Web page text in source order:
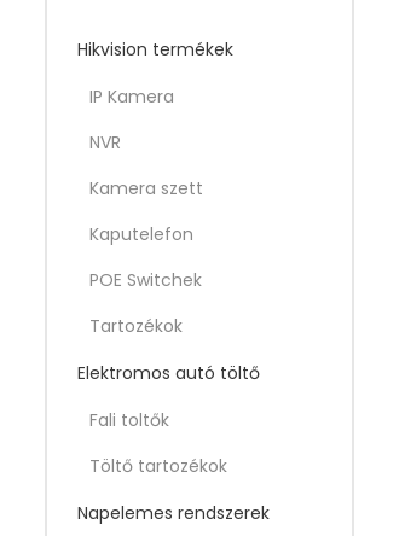
Hikvision termékek
IP Kamera
NVR
Kamera szett
Kaputelefon
POE Switchek
Tartozékok
Elektromos autó töltő
Fali toltők
Töltő tartozékok
Napelemes rendszerek